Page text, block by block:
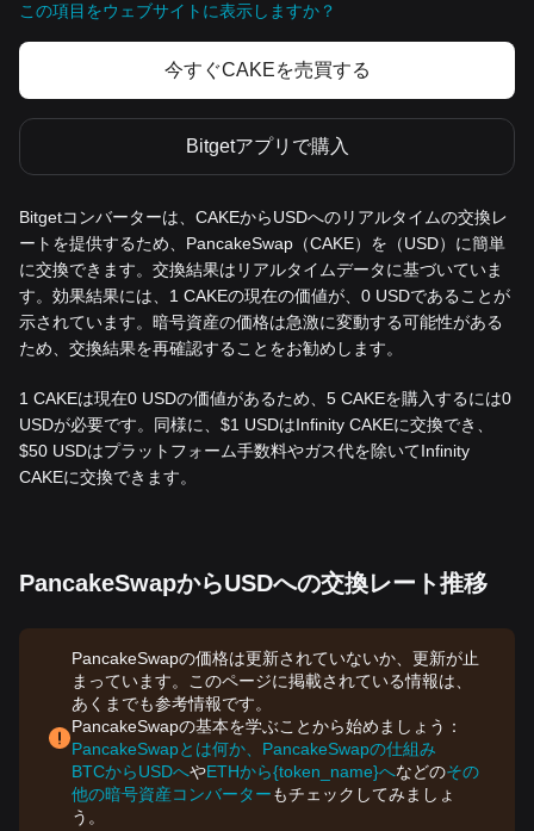
この項目をウェブサイトに表示しますか？
今すぐCAKEを売買する
Bitgetアプリで購入
Bitgetコンバーターは、CAKEからUSDへのリアルタイムの交換レ
ートを提供するため、PancakeSwap（CAKE）を（USD）に簡単
に交換できます。交換結果はリアルタイムデータに基づいていま
す。効果結果には、1 CAKEの現在の価値が、0 USDであることが
示されています。暗号資産の価格は急激に変動する可能性がある
ため、交換結果を再確認することをお勧めします。
1 CAKEは現在0 USDの価値があるため、5 CAKEを購入するには0
USDが必要です。同様に、$1 USDはInfinity CAKEに交換でき、
$50 USDはプラットフォーム手数料やガス代を除いてInfinity
CAKEに交換できます。
PancakeSwapからUSDへの交換レート推移
PancakeSwapの価格は更新されていないか、更新が止
まっています。このページに掲載されている情報は、
あくまでも参考情報です。
PancakeSwapの基本を学ぶことから始めましょう：
PancakeSwapとは何か、PancakeSwapの仕組み
BTCからUSDへやETHから{token_name}へなどのその
他の暗号資産コンバーターもチェックしてみましょ
う。